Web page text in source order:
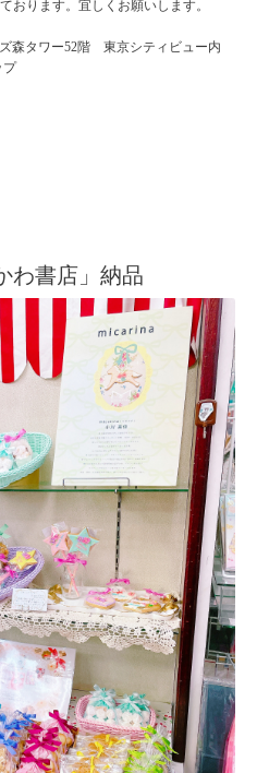
おります。宜しくお願いします。
森タワー52階 東京シティビュー内
プ
わ書店」納品